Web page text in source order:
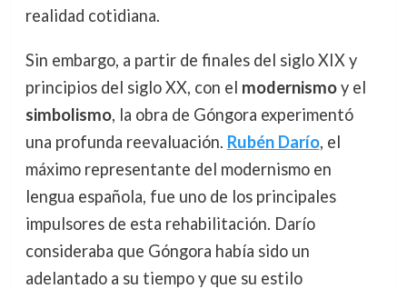
realidad cotidiana.
Sin embargo, a partir de finales del siglo XIX y
principios del siglo XX, con el modernismoy el
simbolismo, la obra de Góngora experimentó
una profunda reevaluación. Rubén Darío, el
máximo representante del modernismo en
lengua española, fue uno de los principales
impulsores de esta rehabilitación. Darío
consideraba que Góngora había sido un
adelantado a su tiempo y que su estilo